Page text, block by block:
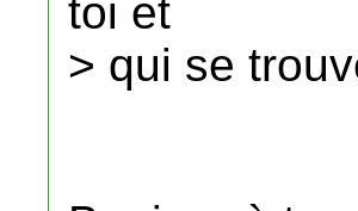
toi et
> qui se